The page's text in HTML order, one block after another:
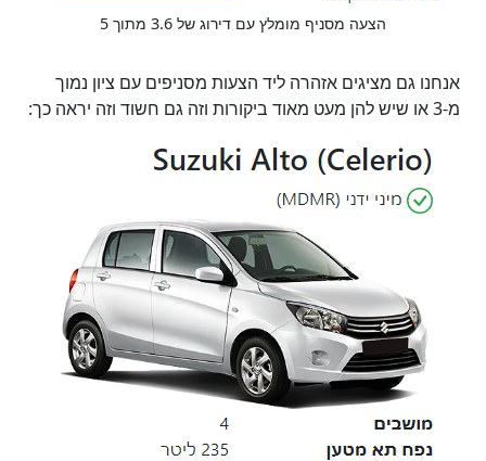
הצעה מסניף מומלץ עם דירוג של 3.6 מתוך 5
אנחנו גם מציגים אזהרה ליד הצעות מסניפים עם ציון נמוך
מ-3 או שיש להן מעט מאוד ביקורות וזה גם חשוד וזה יראה כך: